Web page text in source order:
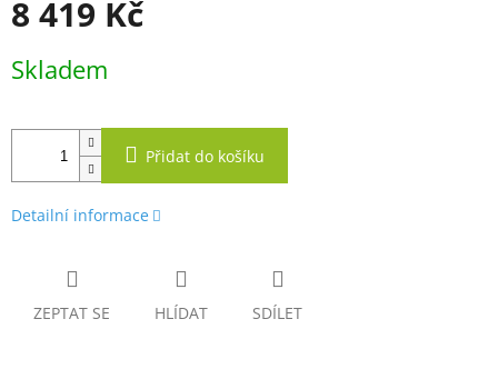
8 419 Kč
cena:
Skladem
Přidat do košíku
Detailní informace
ZEPTAT SE HLÍDAT SDÍLET